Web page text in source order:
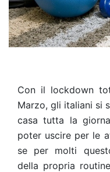
Con il lockdown
Marzo, gli italiani si
casa tutta la
poter uscire per le
se per molti
della propria